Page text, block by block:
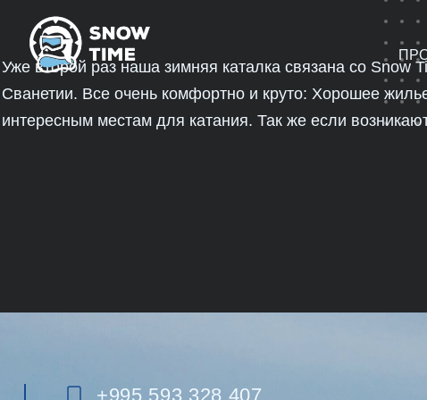
Уже второй раз наша зимняя каталка связана со Snow
Сванетии. Все очень комфортно и круто: Хорошее
интересным местам для катания. Так же если
+995 593 328 407